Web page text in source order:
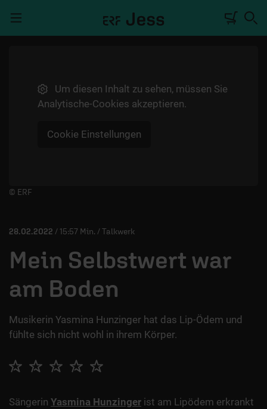
TALKWERK
PODCASTS
Um diesen Inhalt zu sehen, müssen Sie
Analytische-Cookies akzeptieren.
Cookie Einstellungen
Player starten/anhalten
© ERF
28.02.2022 / 15:57 Min. / Talkwerk
Mein Selbstwert war
am Boden
Musikerin Yasmina Hunzinger hat das Lip-Ödem und
fühlte sich nicht wohl in ihrem Körper.
Sängerin Yasmina Hunzinger ist am Lipödem erkrankt